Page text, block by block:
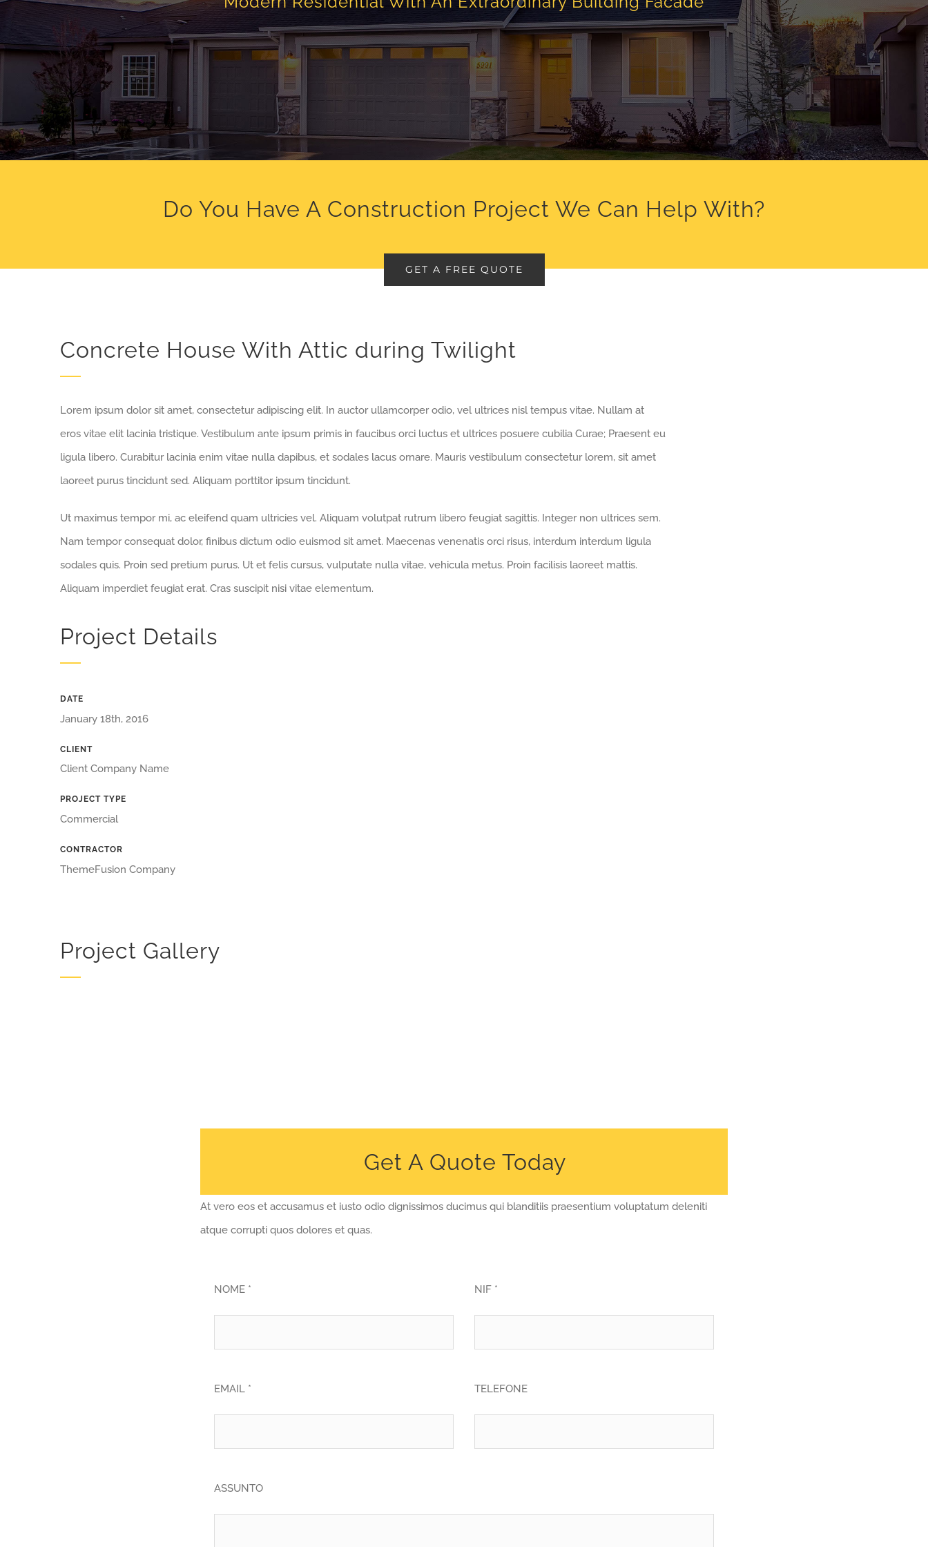
Do You Have A Construction Project We Can Help With?
GET A FREE QUOTE
Concrete House With Attic during Twilight
Lorem ipsum dolor sit amet, consectetur adipiscing elit. In auctor ullamcorper odio, vel ultrices nisl tempus vitae. Nullam at
eros vitae elit lacinia tristique. Vestibulum ante ipsum primis in faucibus orci luctus et ultrices posuere cubilia Curae; Praesent eu
ligula libero. Curabitur lacinia enim vitae nulla dapibus, et sodales lacus ornare. Mauris vestibulum consectetur lorem, sit amet
laoreet purus tincidunt sed. Aliquam porttitor ipsum tincidunt.
Ut maximus tempor mi, ac eleifend quam ultricies vel. Aliquam volutpat rutrum libero feugiat sagittis. Integer non ultrices sem.
Nam tempor consequat dolor, finibus dictum odio euismod sit amet. Maecenas venenatis orci risus, interdum interdum ligula
sodales quis. Proin sed pretium purus. Ut et felis cursus, vulputate nulla vitae, vehicula metus. Proin facilisis laoreet mattis.
Aliquam imperdiet feugiat erat. Cras suscipit nisi vitae elementum.
Project Details
DATE
January 18th, 2016
CLIENT
Client Company Name
PROJECT TYPE
Commercial
CONTRACTOR
ThemeFusion Company
Project Gallery
Get A Quote Today
At vero eos et accusamus et iusto odio dignissimos ducimus qui blanditiis praesentium voluptatum deleniti
atque corrupti quos dolores et quas.
NOME * NIF *
EMAIL * TELEFONE
ASSUNTO